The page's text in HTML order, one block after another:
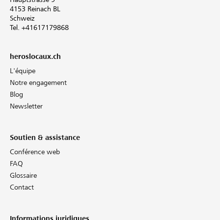
4153 Reinach BL
Schweiz
Tel. +41617179868
heroslocaux.ch
L'équipe
Notre engagement
Blog
Newsletter
Soutien & assistance
Conférence web
FAQ
Glossaire
Contact
Informations juridiques